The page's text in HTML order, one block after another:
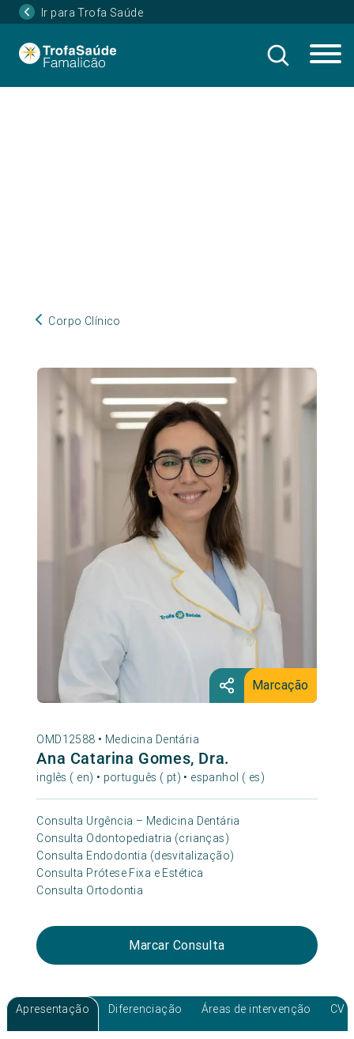
Ir para Trofa Saúde
Corpo Clínico
Marcação
OMD12588 • Medicina Dentária
Ana Catarina Gomes, Dra.
inglês ( en) • português ( pt) • espanhol ( es)
Consulta Urgência – Medicina Dentária
Consulta Odontopediatria (crianças)
Consulta Endodontia (desvitalização)
Consulta Prótese Fixa e Estética
Consulta Ortodontia
Marcar Consulta
Apresentação Diferenciação Áreas de intervenção CV